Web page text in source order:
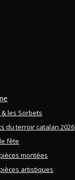
les Sorbets
du terroir catalan 2026
fête
montées
artistiques